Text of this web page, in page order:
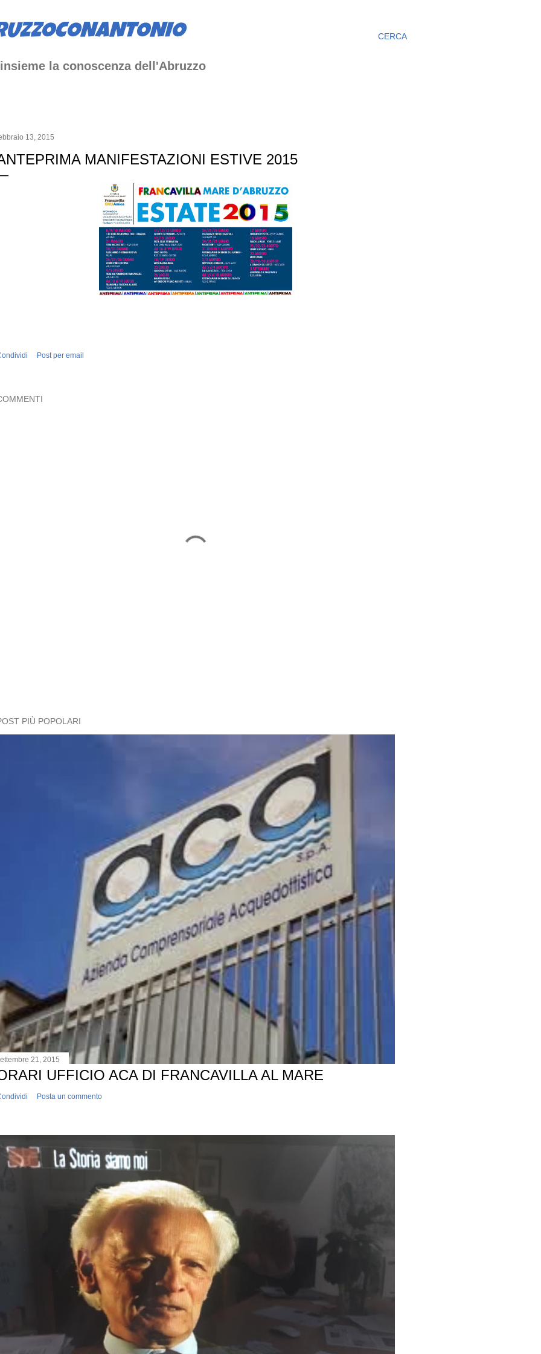
CERCA
la conoscenza dell'Abruzzo
13, 2015
MANIFESTAZIONI ESTIVE 2015
Post per email
PIÙ POPOLARI
21, 2015
UFFICIO ACA DI FRANCAVILLA AL MARE
Posta un commento